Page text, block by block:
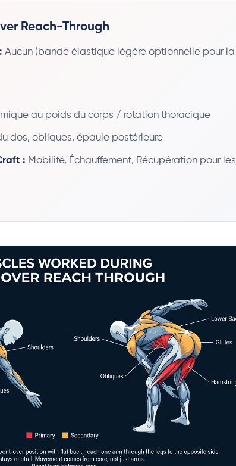
Reach-Through
Aucun (bande élastique légère optionnelle pour la
au poids du corps / rotation thoracique
dos, obliques, épaule postérieure
: Mobilité, Échauffement, Récupération pour les